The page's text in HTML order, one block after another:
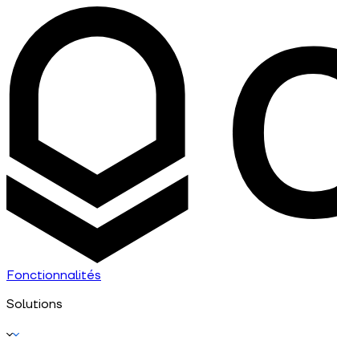
Fonctionnalités
Solutions